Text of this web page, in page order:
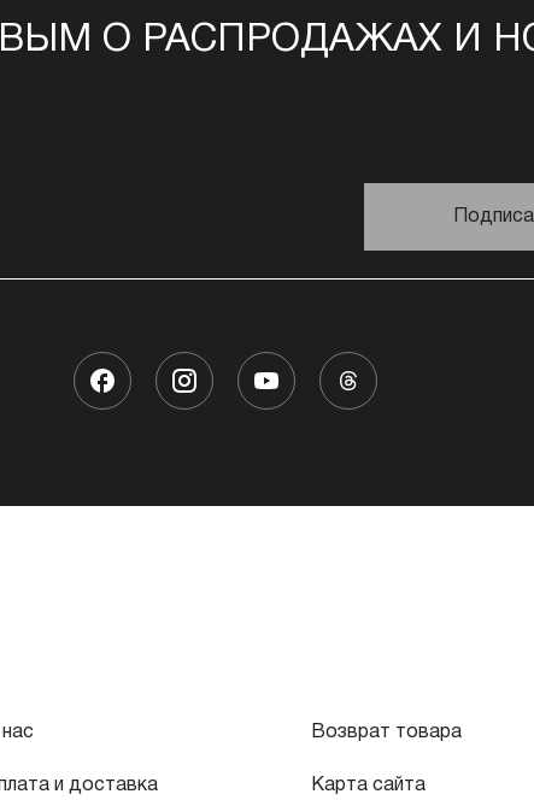
О РАСПРОДАЖАХ И
и доставка
Возврат товара
Карта сайта